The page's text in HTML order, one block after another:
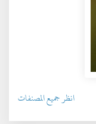
انظر جميع المصنفات